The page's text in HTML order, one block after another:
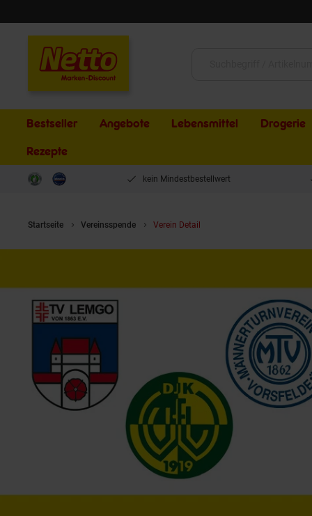
Bestseller Angebote Lebensmittel Drogerie
Rezepte
kein Mindestbestellwert
Startseite Vereinsspende Verein Detail